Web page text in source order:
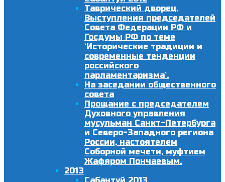
Таврический дворец.
Выступления председателей
Совета Федерации РФ и
Госдумы РФ по теме
`Исторические традиции и
современные тенденции
российского
парламентаризма`.
На заседании общественного
совета
Прощание с председателем
Духовного управления
мусульман Санкт-Петербурга
и Северо-Западного региона
России, настоятелем
Соборной мечети, муфтием
Жафяром Пончаевым.
2013